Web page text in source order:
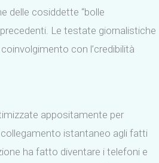
delle cosiddette “bolle
Le testate giornalistiche
con l’credibilità
appositamente per
istantaneo agli fatti
ha fatto diventare i telefoni e